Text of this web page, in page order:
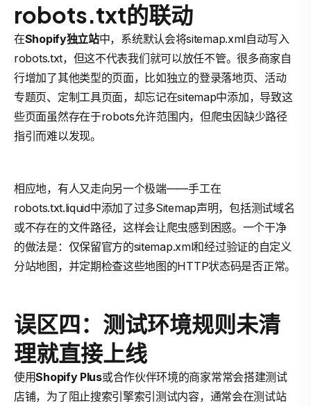
robots.txt的联动
在Shopify独立站中，系统默认会将sitemap.xml自动写入
robots.txt，但这不代表我们就可以放任不管。很多商家自
行增加了其他类型的页面，比如独立的登录落地页、活动
专题页、定制工具页面，却忘记在sitemap中添加，导致这
些页面虽然存在于robots允许范围内，但爬虫因缺少路径
指引而难以发现。
相应地，有人又走向另一个极端——手工在
robots.txt.liquid中添加了过多Sitemap声明，包括测试域名
或不存在的文件路径，这样会让爬虫感到困惑。一个干净
的做法是：仅保留官方的sitemap.xml和经过验证的自定义
分站地图，并定期检查这些地图的HTTP状态码是否正常。
误区四：测试环境规则未清
理就直接上线
使用Shopify Plus或合作伙伴环境的商家常常会搭建测试
店铺，为了阻止搜索引擎索引测试内容，通常会在测试站